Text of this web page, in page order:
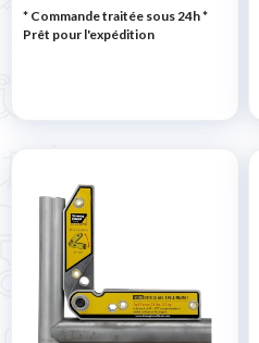
* Commande traitée sous 24h*
Prêt pour l'expédition